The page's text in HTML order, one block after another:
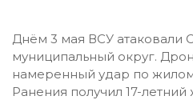
Днём 3 мая ВСУ атаковали
муниципальный округ.
намеренный удар по
Ранения получил 17-летний